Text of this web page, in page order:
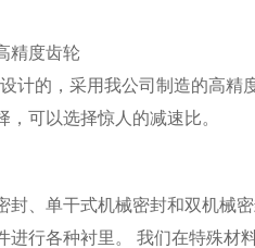
精度齿轮
计的，采用我公司制造的高精
可以选择惊人的减速比。
、单干式机械密封和双机械密
行各种衬里。 我们在特殊材